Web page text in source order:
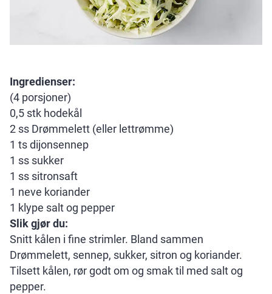
Ingredienser:
(4 porsjoner)
0,5 stk hodekål
2 ss Drømmelett (eller lettrømme)
1 ts dijonsennep
1 ss sukker
1 ss sitronsaft
1 neve koriander
1 klype salt og pepper
Slik gjør du:
Snitt kålen i fine strimler. Bland sammen
Drømmelett, sennep, sukker, sitron og koriander.
Tilsett kålen, rør godt om og smak til med salt og
pepper.